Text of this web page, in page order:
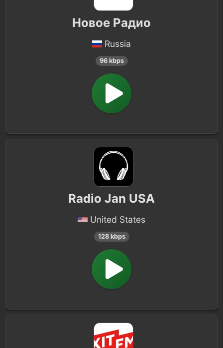
Новое Радио
Russia
96 kbps
Radio Jan USA
United States
128 kbps